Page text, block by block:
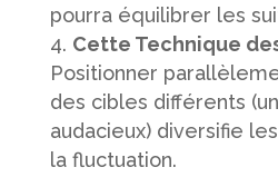
pourra équilibrer les
Cette Technique
Positionner
des cibles différents
audacieux) diversifie
la fluctuation.